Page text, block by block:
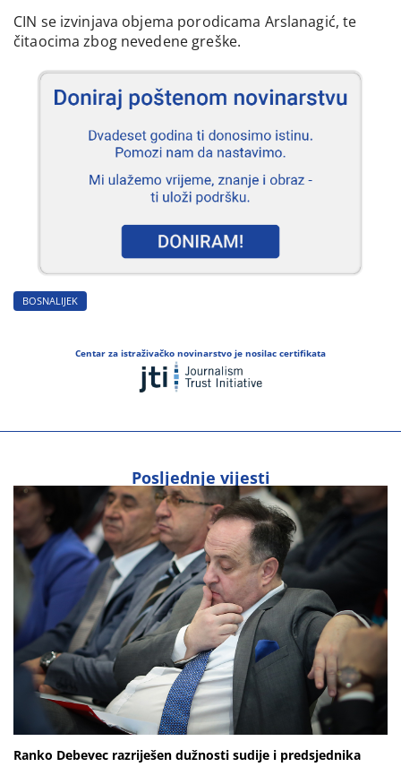
CIN se izvinjava objema porodicama Arslanagić, te
čitaocima zbog nevedene greške.
BOSNALIJEK
Centar za istraživačko novinarstvo je nosilac certifikata
Posljednje vijesti
Ranko Debevec razriješen dužnosti sudije i predsjednika